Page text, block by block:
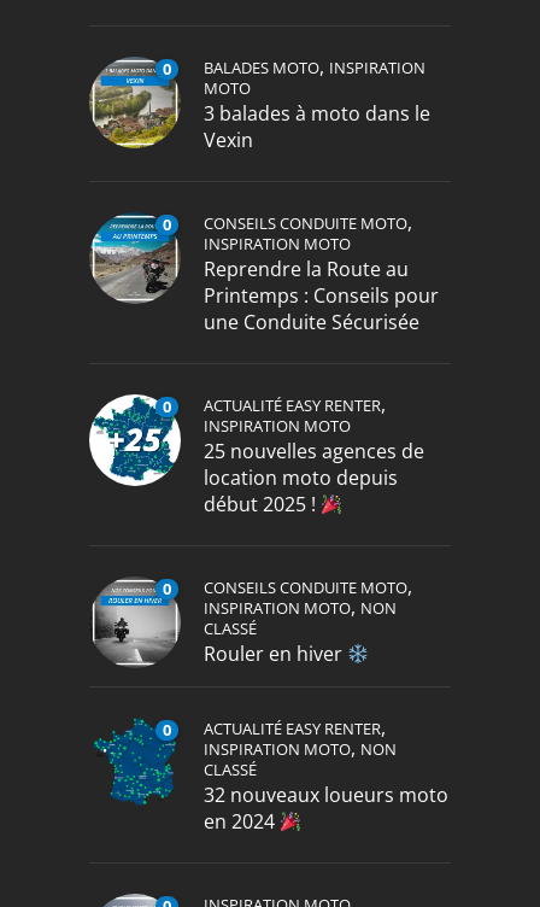
0 BALADES MOTO, INSPIRATION
MOTO
3 balades à moto dans le
Vexin
0 CONSEILS CONDUITE MOTO,
INSPIRATION MOTO
Reprendre la Route au
Printemps : Conseils pour
une Conduite Sécurisée
0 ACTUALITÉ EASY RENTER,
INSPIRATION MOTO
25 nouvelles agences de
location moto depuis
début 2025 !
0 CONSEILS CONDUITE MOTO,
INSPIRATION MOTO, NON
CLASSÉ
Rouler en hiver
0 ACTUALITÉ EASY RENTER,
INSPIRATION MOTO, NON
CLASSÉ
32 nouveaux loueurs moto
en 2024